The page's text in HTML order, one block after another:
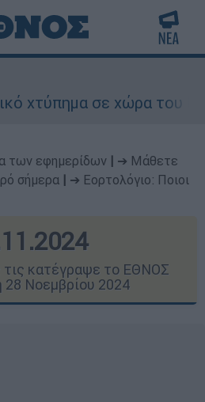
σε χώρα του ΝΑΤΟ - Τα
των εφημερίδων
➔ Μάθετε
σήμερα
➔ Εορτολόγιο: Ποιοι
τις κατέγραψε το ΕΘΝΟΣ
Νοεμβρίου 2024